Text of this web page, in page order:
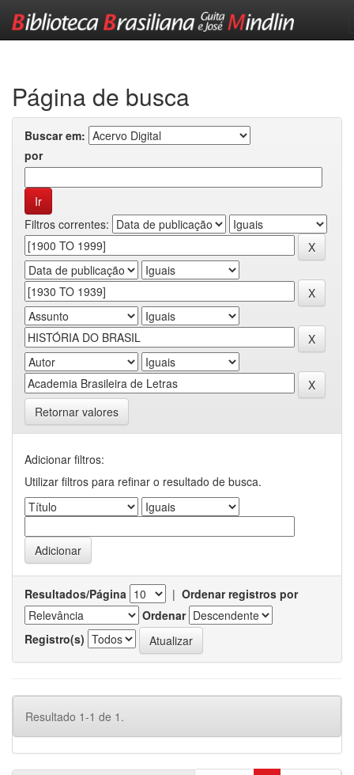
Página de busca
Buscar em:
por
Filtros correntes:
Retornar valores
Adicionar filtros:
Utilizar filtros para refinar o resultado de busca.
Resultados/Página | Ordenar registros por
Ordenar
Registro(s)
Resultado 1-1 de 1.